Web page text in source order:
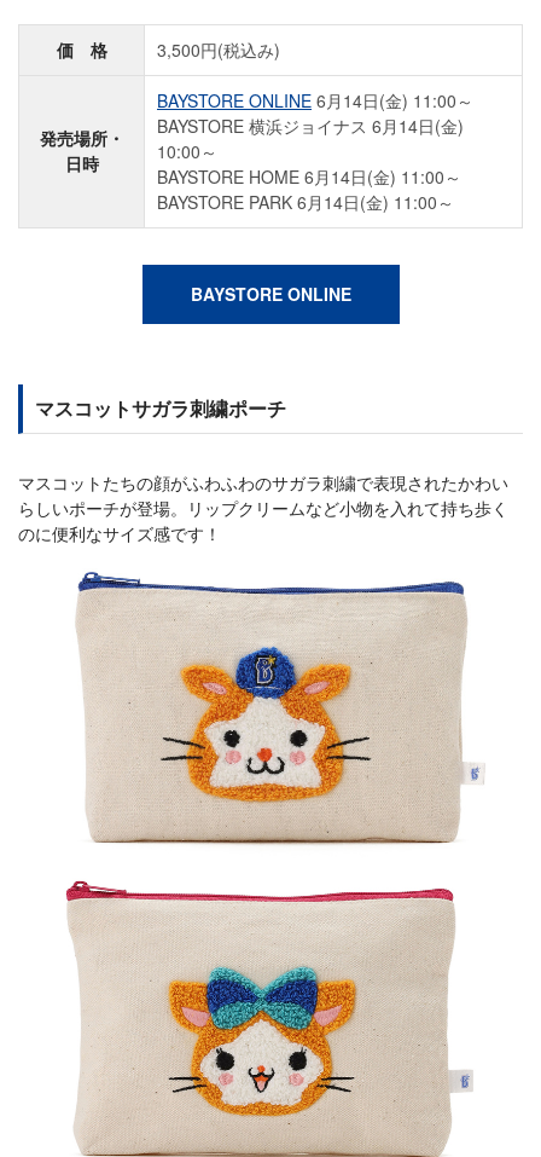
価 格 3,500円(税込み)
発売場所・
日時
BAYSTORE ONLINE 6月14日(金) 11:00～
BAYSTORE 横浜ジョイナス 6月14日(金)
10:00～
BAYSTORE HOME 6月14日(金) 11:00～
BAYSTORE PARK 6月14日(金) 11:00～
BAYSTORE ONLINE
マスコットサガラ刺繍ポーチ
マスコットたちの顔がふわふわのサガラ刺繍で表現されたかわい
らしいポーチが登場。リップクリームなど小物を入れて持ち歩く
のに便利なサイズ感です！